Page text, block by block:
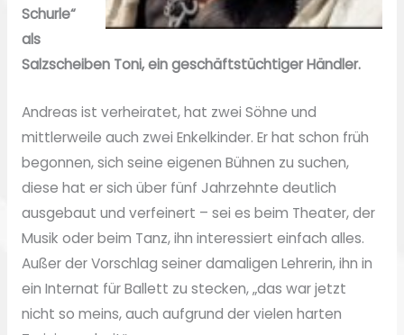
Schurle“
als
Salzscheiben Toni, ein geschäftstüchtiger Händler.
Andreas ist verheiratet, hat zwei Söhne und
mittlerweile auch zwei Enkelkinder. Er hat schon früh
begonnen, sich seine eigenen Bühnen zu suchen,
diese hat er sich über fünf Jahrzehnte deutlich
ausgebaut und verfeinert – sei es beim Theater, der
Musik oder beim Tanz, ihn interessiert einfach alles.
Außer der Vorschlag seiner damaligen Lehrerin, ihn in
ein Internat für Ballett zu stecken, „das war jetzt
nicht so meins, auch aufgrund der vielen harten